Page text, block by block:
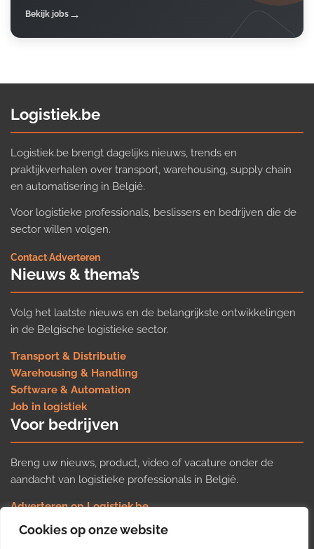
Cookies op onze website
Bekijk jobs
Logistiek.be
Logistiek.be brengt dagelijks nieuws, trends en
praktijkverhalen over transport, warehousing, supply chain
en automatisering in België.
Voor logistieke professionals, beslissers en bedrijven die de
sector willen volgen.
Contact·Adverteren
Nieuws & thema’s
Volg het laatste nieuws en de belangrijkste ontwikkelingen
in de Belgische logistieke sector.
Transport & Distributie
Warehousing & Handling
Software & Automation
Job in logistiek
Voor bedrijven
Breng uw nieuws, product, video of vacature onder de
aandacht van logistieke professionals in België.
Adverteren op Logistiek.be
Nieuws insturen
Uw video op Logistiek.TV